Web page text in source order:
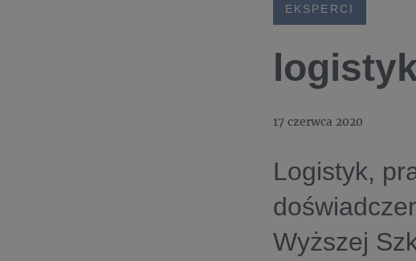
EKSPERCI
17 czerwca 2020
Logistyk,
Wyższej